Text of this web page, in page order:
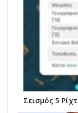
Σεισμός 5